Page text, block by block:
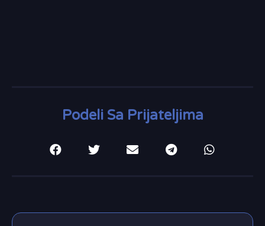
Podeli Sa Prijateljima